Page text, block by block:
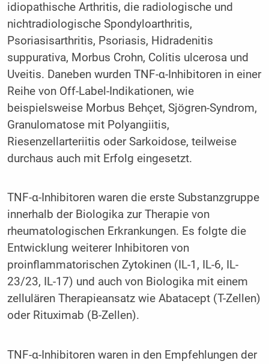
idiopathische Arthritis, die radiologische und
nichtradiologische Spondyloarthritis,
Psoriasisarthritis, Psoriasis, Hidradenitis
suppurativa, Morbus Crohn, Colitis ulcerosa und
Uveitis. Daneben wurden TNF-α-Inhi­bi­toren in einer
Reihe von Off-Label-Indikationen, wie
beispielsweise Morbus Behçet, Sjögren-Syndrom,
Granulomatose mit Polyangiitis,
Riesenzellarteriitis oder Sarkoidose, teilweise
durchaus auch mit Erfolg eingesetzt.
TNF-α-Inhibitoren waren die erste Substanzgruppe
innerhalb der Biologika zur Therapie von
rheumatologischen Erkrankungen. Es folgte die
Entwicklung weiterer Inhibitoren von
proinflammatorischen Zytokinen (IL-1, IL-6, IL-
23/23, IL-17) und auch von Biologika mit einem
zellulären Therapieansatz wie Abatacept (T-Zellen)
oder Rituximab (B-Zellen).
TNF-α-Inhibitoren waren in den Empfehlungen der